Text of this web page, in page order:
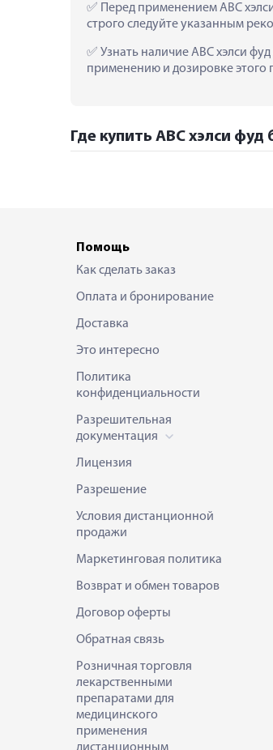
Перед применением АВС
строго следуйте указанным
Узнать наличие АВС хэлси
применению и дозировке этого
Где купить АВС хэлси
Помощь
Как сделать заказ
Оплата и бронирование
Доставка
Это интересно
Политика
конфиденциальности
Разрешительная
документация
Лицензия
Разрешение
Условия дистанционной
продажи
Маркетинговая политика
Возврат и обмен товаров
Договор оферты
Обратная связь
Розничная торговля
лекарственными
препаратами для
медицинского
применения